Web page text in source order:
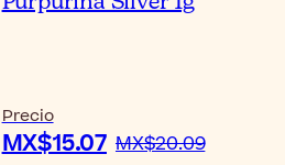
Precio
MX$15.07 MX$20.09